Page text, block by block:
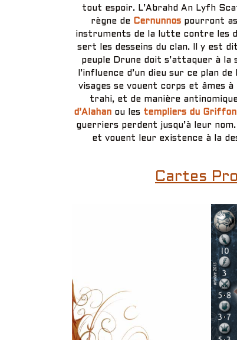
tout espoir. L’Abrahd An Lyfh
règne de Cernunnos pourront
instruments de la lutte contre les
sert les desseins du clan. Il y est
peuple Drune doit s’attaquer à
l’influence d’un dieu sur ce plan
visages se vouent corps et âmes
trahi, et de manière
d’Alahan ou les templiers du Griffon
guerriers perdent jusqu’à leur
et vouent leur existence à la
Cartes